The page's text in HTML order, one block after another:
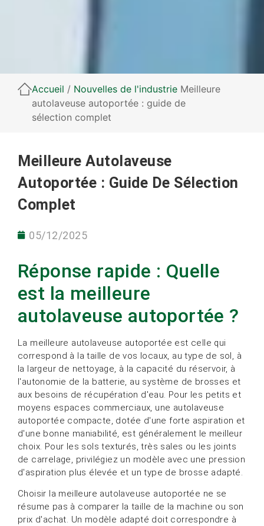
Accueil / Nouvelles de l'industrie Meilleure
autolaveuse autoportée : guide de
sélection complet
Meilleure Autolaveuse
Autoportée : Guide De Sélection
Complet
05/12/2025
Réponse rapide : Quelle
est la meilleure
autolaveuse autoportée ?
La meilleure autolaveuse autoportée est celle qui
correspond à la taille de vos locaux, au type de sol, à
la largeur de nettoyage, à la capacité du réservoir, à
l'autonomie de la batterie, au système de brosses et
aux besoins de récupération d'eau. Pour les petits et
moyens espaces commerciaux, une autolaveuse
autoportée compacte, dotée d'une forte aspiration et
d'une bonne maniabilité, est généralement le meilleur
choix. Pour les sols texturés, très sales ou les joints
de carrelage, privilégiez un modèle avec une pression
d'aspiration plus élevée et un type de brosse adapté.
Choisir la meilleure autolaveuse autoportée ne se
résume pas à comparer la taille de la machine ou son
prix d'achat. Un modèle adapté doit correspondre à